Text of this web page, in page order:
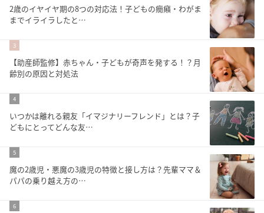
2歳のイヤイヤ期の8つの対応法！子どもの癇癪・わがま
までイライラしたと…
3
【助産師監修】赤ちゃん・子どもが奇声を発する！？月
齢別の原因と対処法
4
いつかは離れる親友「イマジナリーフレンド」とは？子
どもにとってどんな友…
5
魔の2歳児・悪魔の3歳児の特徴と接し方は？先輩ママ＆
パパの乗り越え方の…
6